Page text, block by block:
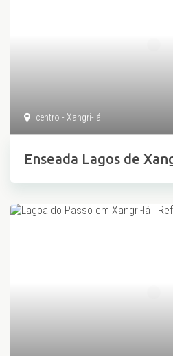
centro - Xangri-lá
Enseada Lagos de